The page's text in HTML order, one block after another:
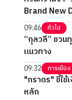
Brand New
09:46 ทั่วไป
“กุลวลี” ชว
แนวทาง
09:32 การเมือง
"ภราดร" ชี้ใ
หลัก